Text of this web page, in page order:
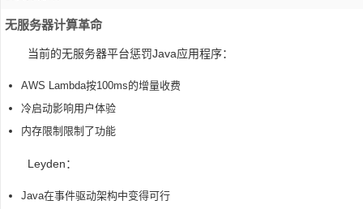
无服务器计算革命
当前的无服务器平台惩罚Java应用程序：
AWS Lambda按100ms的增量收费
冷启动影响用户体验
内存限制限制了功能
Leyden：
Java在事件驱动架构中变得可行